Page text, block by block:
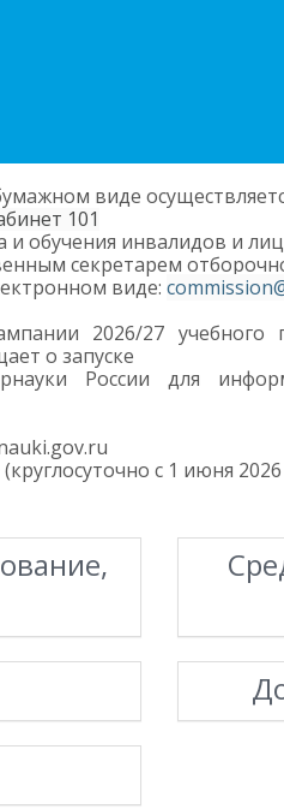
виде
101
обучения инвалидов и
секретарем
виде:
2026/27 учебного
о запуске
России для
с 1 июня 2026